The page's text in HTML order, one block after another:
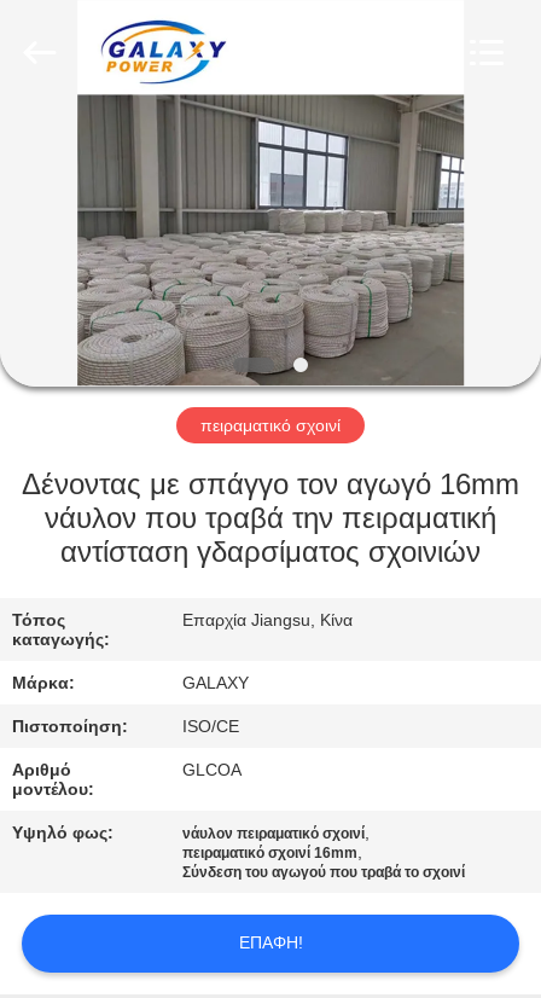
ΠΡΟΪΌΝΤΑ
ΣΧΕΤΙΚΆ
ΕΜΆΣ
ΕΠΙΣΚΈΨΕΙΣ
ΣΤΟ
ΕΡΓΟΣΤΆΣΙΟ
ΠΟΙΌΤΗΤΑΣ
ΜΑΣ
ΥΠΟΘΈΣΕΙΣ
πειραματικό σχοινί
Δένοντας με σπάγγο τον αγωγό 16mm
νάυλον που τραβά την πειραματική
αντίσταση γδαρσίματος σχοινιών
Τόπος
καταγωγής:
Επαρχία Jiangsu, Κίνα
Μάρκα: GALAXY
Πιστοποίηση: ISO/CE
Αριθμό
μοντέλου:
GLCOA
Υψηλό φως: νάυλον πειραματικό σχοινί,
πειραματικό σχοινί 16mm,
Σύνδεση του αγωγού που τραβά το σχοινί
ΕΠΑΦΉ!